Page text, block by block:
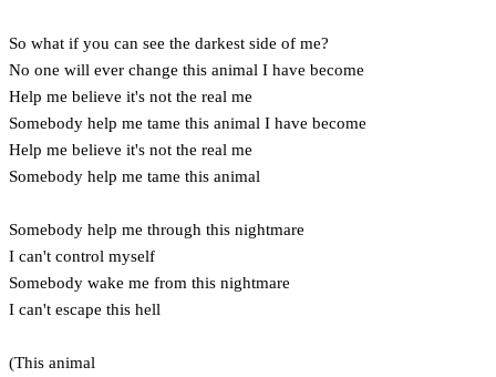
So what if you can see the darkest side of me?
No one will ever change this animal I have become
Help me believe it's not the real me
Somebody help me tame this animal I have become
Help me believe it's not the real me
Somebody help me tame this animal
Somebody help me through this nightmare
I can't control myself
Somebody wake me from this nightmare
I can't escape this hell
(This animal